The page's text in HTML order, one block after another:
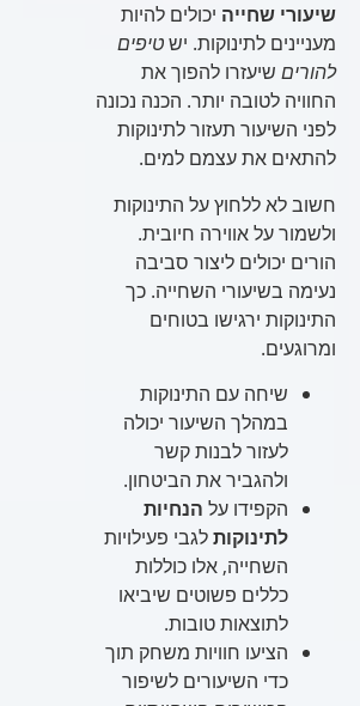
שיעורי שחייהיכולים להיות
מעניינים לתינוקות. ישטיפים
להוריםשיעזרו להפוך את
החוויה לטובה יותר. הכנה נכונה
לפני השיעור תעזור לתינוקות
להתאים את עצמם למים.
חשוב לא ללחוץ על התינוקות
ולשמור על אווירה חיובית.
הורים יכולים ליצור סביבה
נעימה בשיעורי השחייה. כך
התינוקות ירגישו בטוחים
ומרוגעים.
שיחה עם התינוקות
במהלך השיעור יכולה
לעזור לבנות קשר
ולהגביר את הביטחון.
הקפידו עלהנחיות
לתינוקותלגבי פעילויות
השחייה, אלו כוללות
כללים פשוטים שיביאו
לתוצאות טובות.
הציעו חוויות משחק תוך
כדי השיעורים לשיפור